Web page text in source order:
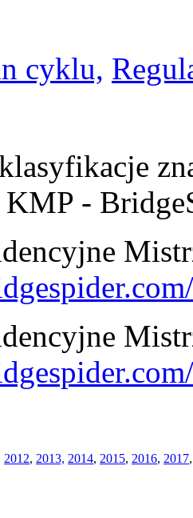
cyklu,
KMP -
2012, 2013, 2014, 2015, 2016, 2017